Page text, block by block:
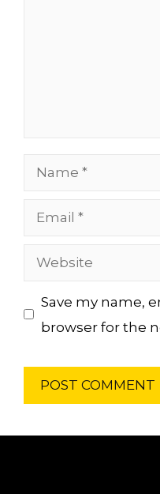
Name
Email
Website
Save my name,
browser for the